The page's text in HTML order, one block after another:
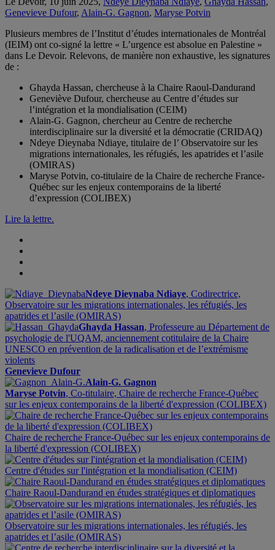
Genevieve Dufour, Alain-G. Gagnon, Maryse Potvin
Plusieurs membres de l’Institut d’études internationales de Montréal
(IEIM) ont co-signé la lettre « L’urgence est absolue en Palestine »
dans Le Devoir. Relevons, de manière non exhaustive, les signatures
de :
Ghayda Hassan, chercheuse à la Chaire Raoul-Dandurand
Geneviève Dufour, chercheuse au Centre d’études sur
l’intégration et la mondialisation (CEIM)
Alain-G. Gagnon, chercheur au Centre de recherche
interdisciplinaire sur la diversité et la démocratie (CRIDAQ)
Ndeye Dieynaba Ndiaye, titulaire de l’ Observatoire sur les
migrations internationales, les réfugiés, les apatrides et l’asile
(OMIRAS)
Maryse Potvin, co-titulaire de la Chaire de recherche France-
Québec sur les enjeux contemporains de la liberté
d’expression (COLIBEX)
Lire la lettre.
Ndeye Dieynaba Ndiaye, Codirectrice,
Observatoire sur les migrations internationales, les réfugiés, les
apatrides et l’asile (OMIRAS)
Ghayda Hassan, Professeure au Département de
psychologie de l'UQAM, anciennement cotitulaire de la Chaire
UNESCO en prévention de la radicalisation et de l’extrémisme
violents
Genevieve Dufour
Alain-G. Gagnon
Maryse Potvin, Co-titulaire, Chaire de recherche France-Québec
sur les enjeux contemporains de la liberté d'expression (COLIBEX)
Chaire de recherche France-Québec sur les enjeux contemporains de
la liberté d'expression (COLIBEX)
Centre d'études sur l'intégration et la mondialisation (CEIM)
Chaire Raoul-Dandurand en études stratégiques et diplomatiques
Observatoire sur les migrations internationales, les réfugiés, les
apatrides et l’asile (OMIRAS)